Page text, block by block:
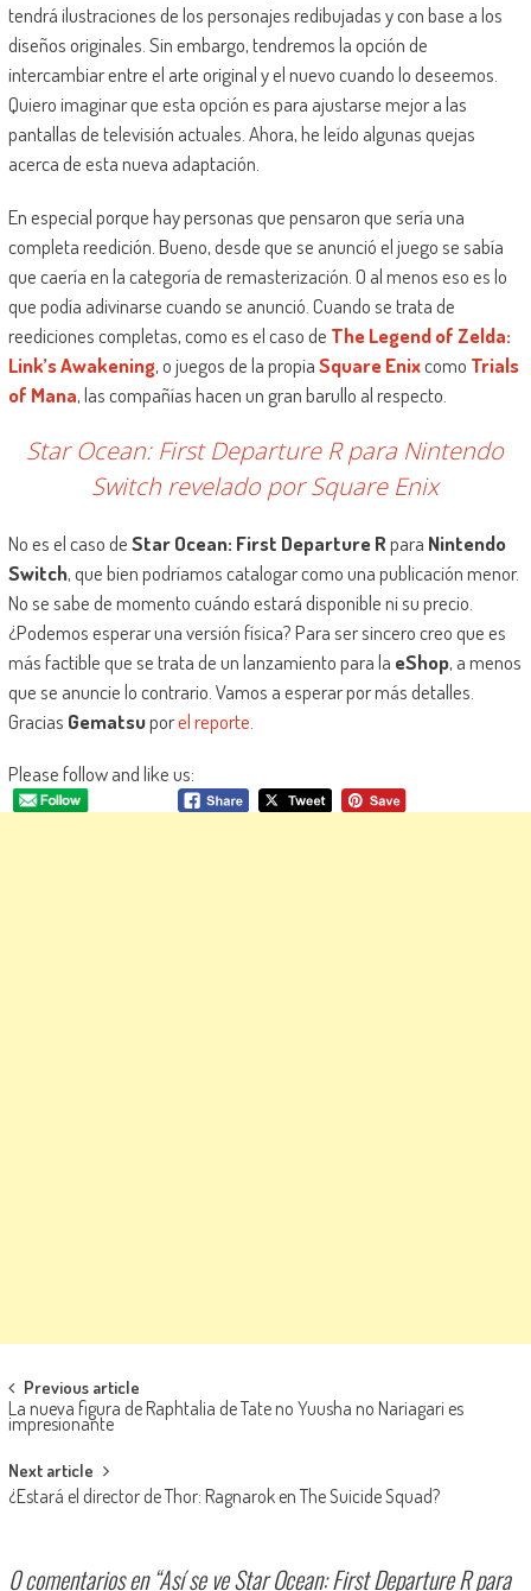
tendrá ilustraciones de los personajes redibujadas y con base a los
diseños originales. Sin embargo, tendremos la opción de
intercambiar entre el arte original y el nuevo cuando lo deseemos.
Quiero imaginar que esta opción es para ajustarse mejor a las
pantallas de televisión actuales. Ahora, he leído algunas quejas
acerca de esta nueva adaptación.
En especial porque hay personas que pensaron que sería una
completa reedición. Bueno, desde que se anunció el juego se sabía
que caería en la categoría de remasterización. O al menos eso es lo
que podía adivinarse cuando se anunció. Cuando se trata de
reediciones completas, como es el caso de The Legend of Zelda:
Link’s Awakening, o juegos de la propiaSquare Enixcomo Trials
of Mana, las compañías hacen un gran barullo al respecto.
Star Ocean: First Departure R para Nintendo
Switch revelado por Square Enix
No es el caso deStar Ocean: First Departure Rpara Nintendo
Switch, que bien podríamos catalogar como una publicación menor.
No se sabe de momento cuándo estará disponible ni su precio.
¿Podemos esperar una versión física? Para ser sincero creo que es
más factible que se trata de un lanzamiento para la eShop, a menos
que se anuncie lo contrario. Vamos a esperar por más detalles.
Gracias Gematsuporel reporte
Please follow and like us:
Navegación de entradas
Previous article
La nueva figura de Raphtalia de Tate no Yuusha no Nariagari es
impresionante
Next article
¿Estará el director de Thor: Ragnarok en The Suicide Squad?
0 comentarios en “Así se ve Star Ocean: First Departure R para